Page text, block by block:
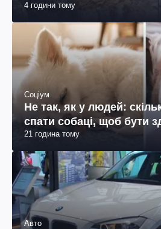
4 години тому
Соціум
Не так, як у людей:
спати собаці, щоб бути
21 година тому
Авто